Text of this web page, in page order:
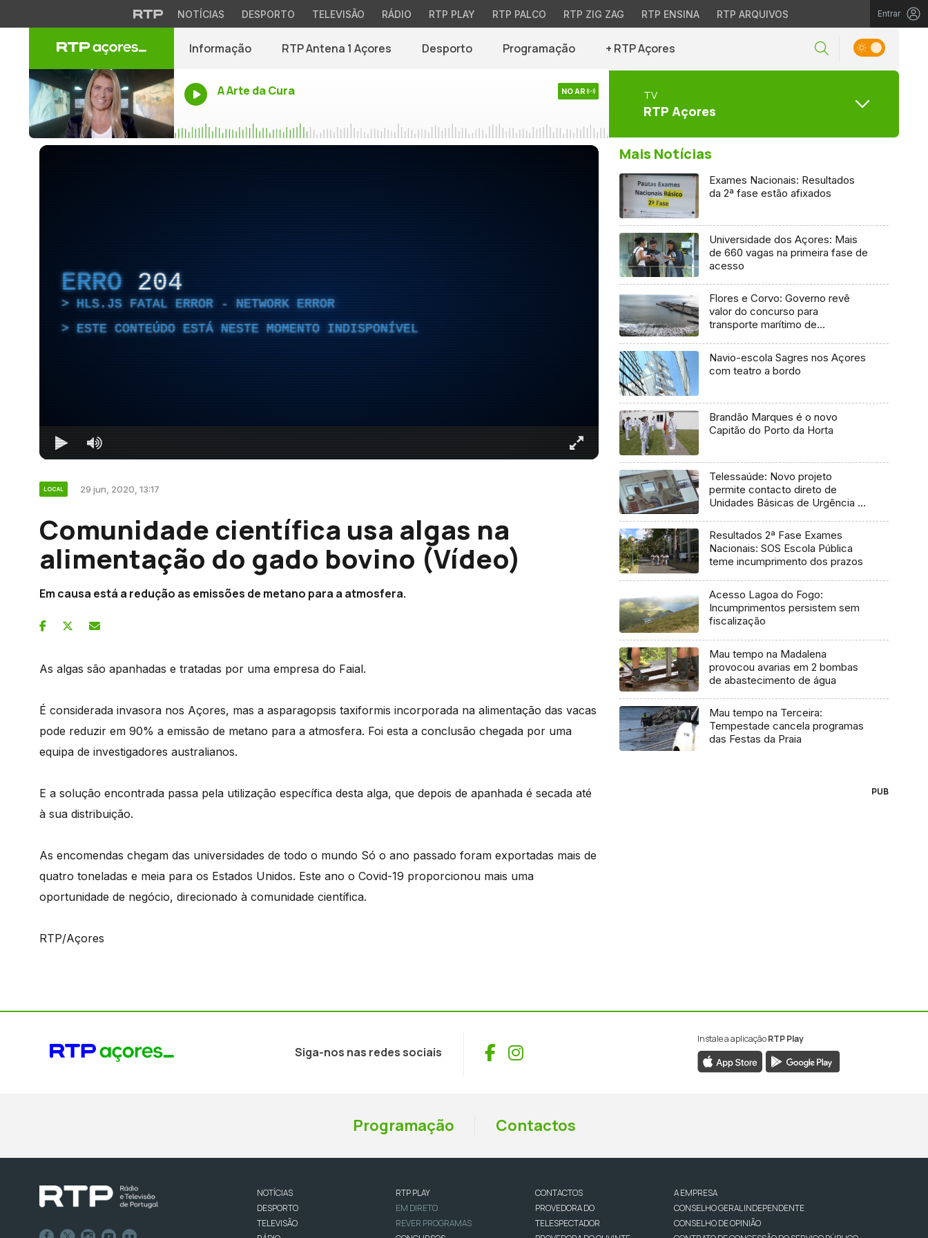
NOTÍCIAS DESPORTO TELEVISÃO RÁDIO RTP PLAY RTP PALCO RTP ZIG ZAG RTP ENSINA RTP ARQUIVOS Entrar
Informação RTP Antena 1 Açores Desporto Programação + RTP Açores
A Arte da Cura NO AR TV
RTP Açores
ERRO 204
HLS.JS FATAL ERROR - NETWORK ERROR
ESTE CONTEÚDO ESTÁ NESTE MOMENTO INDISPONÍVEL
LOCAL 29 jun, 2020, 13:17
Comunidade científica usa algas na
alimentação do gado bovino (Vídeo)
Em causa está a redução as emissões de metano para a atmosfera.
As algas são apanhadas e tratadas por uma empresa do Faial.
É considerada invasora nos Açores, mas a asparagopsis taxiformis incorporada na alimentação das vacas
pode reduzir em 90% a emissão de metano para a atmosfera. Foi esta a conclusão chegada por uma
equipa de investigadores australianos.
E a solução encontrada passa pela utilização específica desta alga, que depois de apanhada é secada até
à sua distribuição.
As encomendas chegam das universidades de todo o mundo Só o ano passado foram exportadas mais de
quatro toneladas e meia para os Estados Unidos. Este ano o Covid-19 proporcionou mais uma
oportunidade de negócio, direcionado à comunidade científica.
RTP/Açores
Mais Notícias
Exames Nacionais: Resultados
da 2ª fase estão afixados
Universidade dos Açores: Mais
de 660 vagas na primeira fase de
acesso
Flores e Corvo: Governo revê
valor do concurso para
transporte marítimo de
Navio-escola Sagres nos Açores
com teatro a bordo
Brandão Marques é o novo
Capitão do Porto da Horta
Telessaúde: Novo projeto
permite contacto direto de
Unidades Básicas de Urgência e
Resultados 2ª Fase Exames
Nacionais: SOS Escola Pública
teme incumprimento dos prazos
Acesso Lagoa do Fogo:
Incumprimentos persistem sem
fiscalização
Mau tempo na Madalena
provocou avarias em 2 bombas
de abastecimento de água
Mau tempo na Terceira:
Tempestade cancela programas
das Festas da Praia
PUB
Siga-nos nas redes sociais Facebook
Instagram
Instale a aplicaçãoRTP Play
Programação Contactos
NOTÍCIAS
DESPORTO
TELEVISÃO
RTP PLAY
EM DIRETO
REVER PROGRAMAS
CONTACTOS
PROVEDORA DO
TELESPECTADOR
A EMPRESA
CONSELHO GERAL INDEPENDENTE
CONSELHO DE OPINIÃO